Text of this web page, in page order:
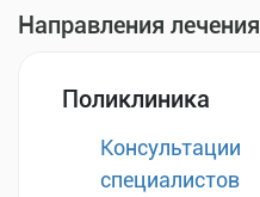
Направления лечения
Поликлиника
Консультации
специалистов